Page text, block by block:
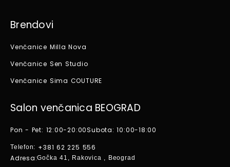
Brendovi
Venčanice Milla Nova
Venčanice Sen Studio
Venčanice Sima COUTURE
Salon venčanica BEOGRAD
Pon - Pet: 12:00-20:00Subota: 10:00-18:00
Telefon: +381 62 225 556
Adresa:Gočka 41, Rakovica , Beograd